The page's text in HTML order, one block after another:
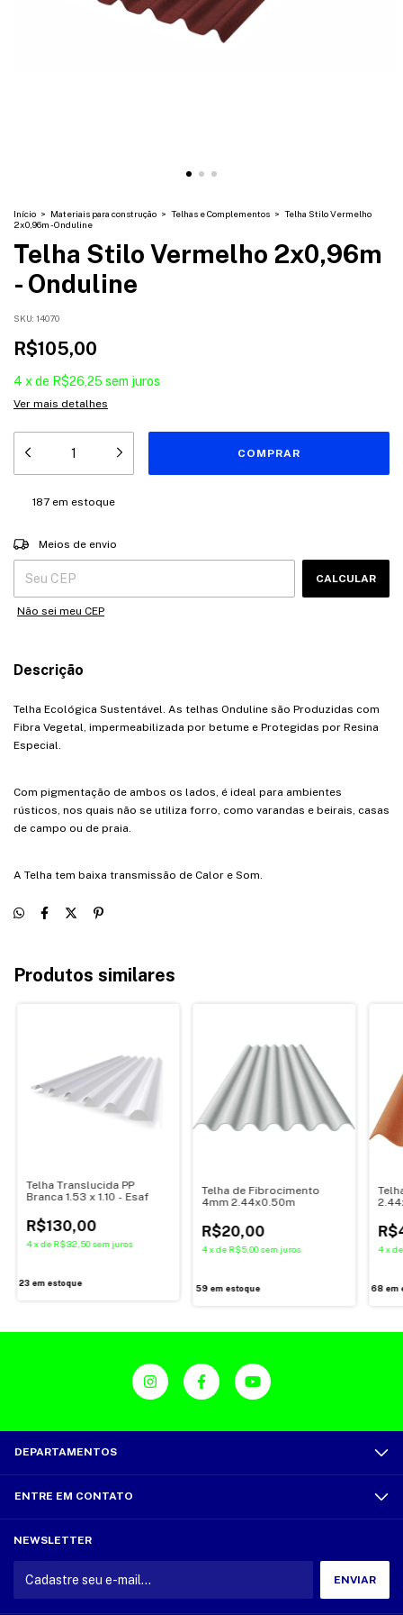
Início > Materiais para construção > Telhas e Complementos > Telha Stilo Vermelho
2x0,96m - Onduline
Telha Stilo Vermelho 2x0,96m
- Onduline
SKU: 14070
R$105,00
4 xde R$26,25 sem juros
Ver mais detalhes
187 em estoque
Entregas para o CEP:
Meios de envio
CALCULAR
Não sei meu CEP
Descrição
Telha Ecológica Sustentável. As telhas Onduline são Produzidas com
Fibra Vegetal, impermeabilizada por betume e Protegidas por Resina
Especial.
Com pigmentação de ambos os lados, é ideal para ambientes
rústicos, nos quais não se utiliza forro, como varandas e beirais, casas
de campo ou de praia.
A Telha tem baixa transmissão de Calor e Som.
Produtos similares
Telha Translucida PP
Branca 1.53 x 1.10 - Esaf
R$130,00
4xdeR$32,50 sem juros
23 em estoque
Telha de Fibrocimento
4mm 2.44x0.50m
R$20,00
4xdeR$5,00 sem juros
59 em estoque
4x
68 em
DEPARTAMENTOS
ENTRE EM CONTATO
NEWSLETTER